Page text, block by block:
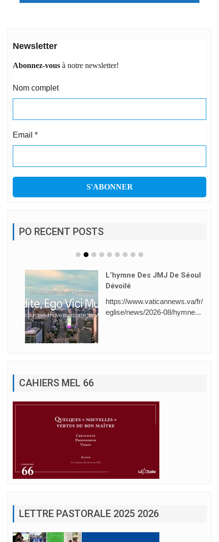
Newsletter
Abonnez-vous à notre newsletter!
Nom complet
Email *
PO RECENT POSTS
L’hymne Des JMJ De Séoul
Dévoilé
https://www.vaticannews.va/fr/
eglise/news/2026-08/hymne...
CAHIERS MEL 66
LETTRE PASTORALE 2025 2026